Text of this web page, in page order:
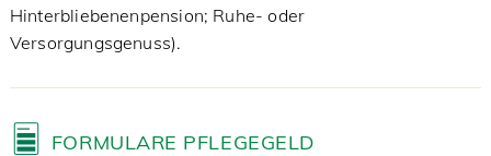
Hinterbliebenenpension; Ruhe- oder
Versorgungsgenuss).
FORMULARE PFLEGEGELD